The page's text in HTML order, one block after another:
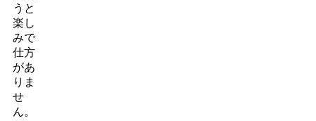
うと
楽し
みで
仕方
があ
りま
せ
ん。